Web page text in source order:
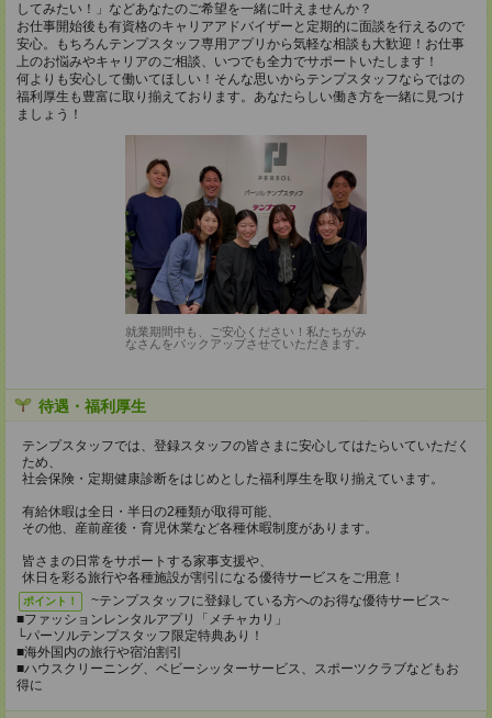
してみたい！」などあなたのご希望を一緒に叶えませんか？
お仕事開始後も有資格のキャリアアドバイザーと定期的に面談を行えるので
安心。もちろんテンプスタッフ専用アプリから気軽な相談も大歓迎！お仕事
上のお悩みやキャリアのご相談、いつでも全力でサポートいたします！
何よりも安心して働いてほしい！そんな思いからテンプスタッフならではの
福利厚生も豊富に取り揃えております。あなたらしい働き方を一緒に見つけ
ましょう！
就業期間中も、ご安心ください！私たちがみ
なさんをバックアップさせていただきます。
待遇・福利厚生
テンプスタッフでは、登録スタッフの皆さまに安心してはたらいていただく
ため、
社会保険・定期健康診断をはじめとした福利厚生を取り揃えています。
有給休暇は全日・半日の2種類が取得可能、
その他、産前産後・育児休業など各種休暇制度があります。
皆さまの日常をサポートする家事支援や、
休日を彩る旅行や各種施設が割引になる優待サービスをご用意！
ポイント！
~テンプスタッフに登録している方へのお得な優待サービス~
■ファッションレンタルアプリ「メチャカリ」
└パーソルテンプスタッフ限定特典あり！
■海外国内の旅行や宿泊割引
■ハウスクリーニング、ベビーシッターサービス、スポーツクラブなどもお
得に